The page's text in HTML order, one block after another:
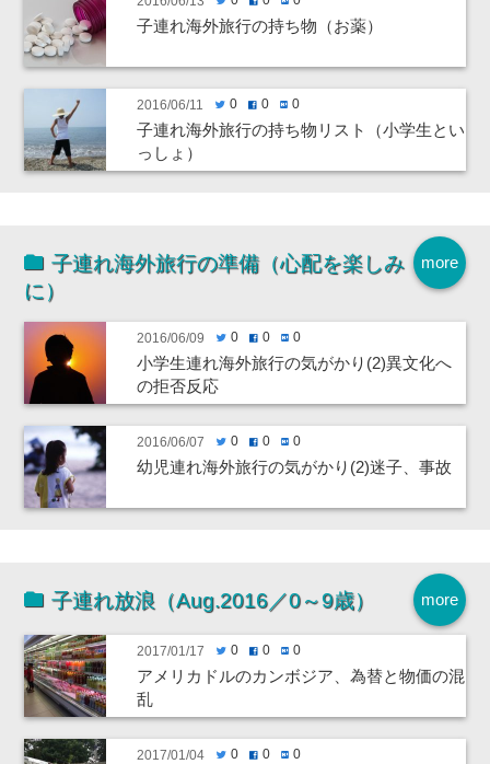
子連れ海外旅行の持ち物（お薬）
2016/06/11 twitter0 facebook0 hatenabookmark0
子連れ海外旅行の持ち物リスト（小学生とい
っしょ）
more
子連れ海外旅行の準備（心配を楽しみ
に）
2016/06/09 twitter0 facebook0 hatenabookmark0
小学生連れ海外旅行の気がかり(2)異文化へ
の拒否反応
2016/06/07 twitter0 facebook0 hatenabookmark0
幼児連れ海外旅行の気がかり(2)迷子、事故
more
子連れ放浪（Aug.2016／0～9歳）
2017/01/17 twitter0 facebook0 hatenabookmark0
アメリカドルのカンボジア、為替と物価の混
乱
2017/01/04 twitter0 facebook0 hatenabookmark0